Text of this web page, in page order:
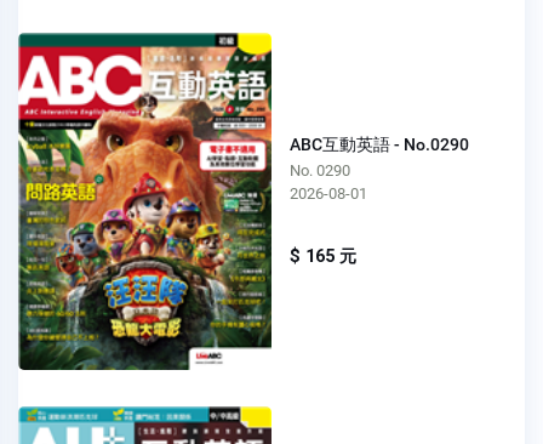
ABC互動英語 - No.0290
No. 0290
2026-08-01
$ 165 元